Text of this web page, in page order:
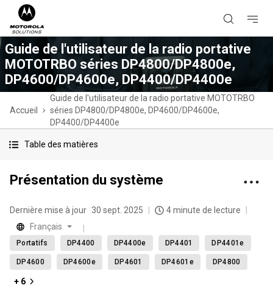
Guide de l'utilisateur de la radio portative
MOTOTRBO séries DP4800/DP4800e,
DP4600/DP4600e, DP4400/DP4400e
Accueil
Guide de l'utilisateur de la radio portative MOTOTRBO
séries DP4800/DP4800e, DP4600/DP4600e,
DP4400/DP4400e
Table des matières
Présentation du système
Dernière mise à jour 30 sept. 2025
4 minute de lecture
Français
Portatifs DP4400 DP4400e DP4401 DP4401e
DP4600 DP4600e DP4601 DP4601e DP4800
+ 6